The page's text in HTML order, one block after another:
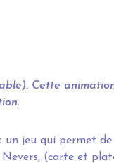
Cette
un jeu qui permet de
(carte et